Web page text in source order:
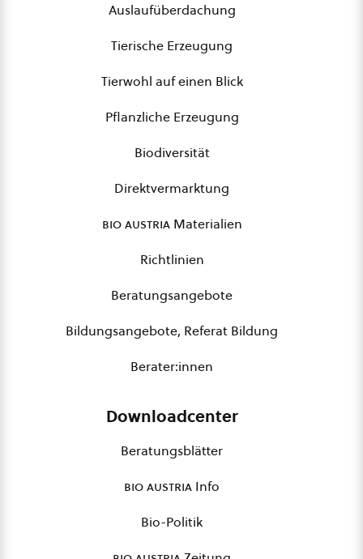
Auslaufüberdachung
Tierische Erzeugung
Tierwohl auf einen Blick
Pflanzliche Erzeugung
Biodiversität
Direktvermarktung
bio austriaMaterialien
Richtlinien
Beratungsangebote
Bildungsangebote, Referat Bildung
Berater:innen
Downloadcenter
Beratungsblätter
bio austria Info
Bio-Politik